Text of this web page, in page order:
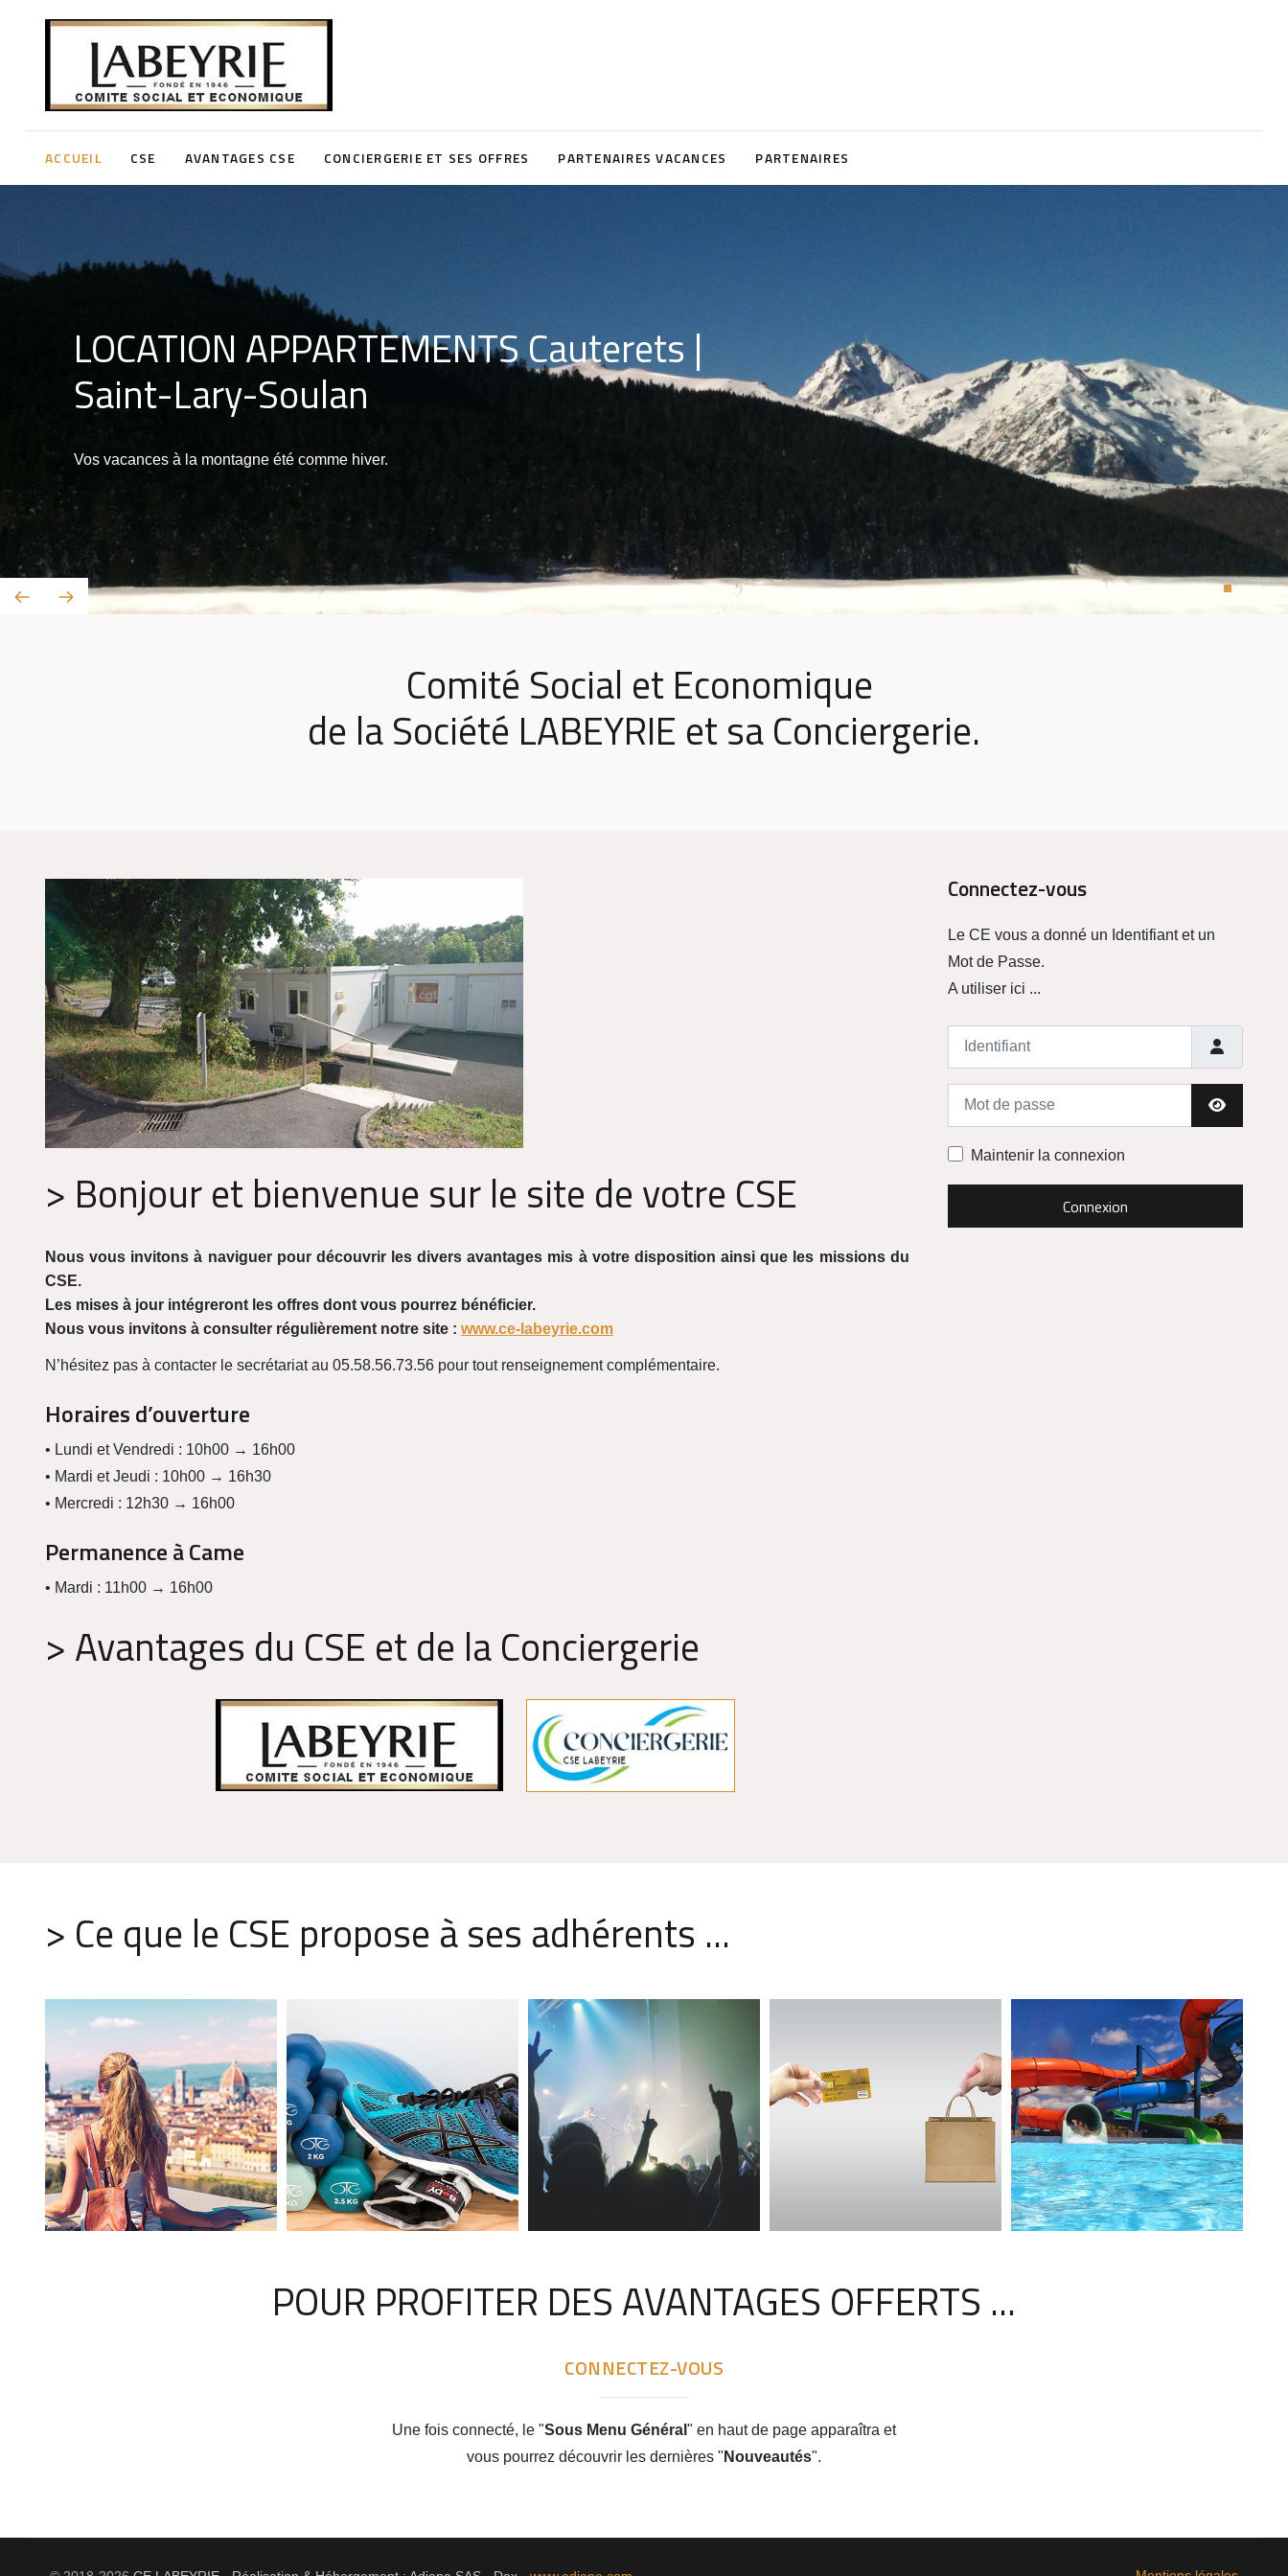
ACCUEIL CSE AVANTAGES CSE CONCIERGERIE ET SES OFFRES PARTENAIRES VACANCES PARTENAIRES
LOCATION APPARTEMENTS Cauterets |
Saint-Lary-Soulan
Vos vacances à la montagne été comme hiver.
SPECTACLES
Comité Social et Economique
de la Société LABEYRIE et sa Conciergerie.
Connectez-vous
Le CE vous a donné un Identifiant et un
Mot de Passe.
A utiliser ici ...
Identifiant
Mot de passe
Afficher le
Maintenir la connexion
Connexion
> Bonjour et bienvenue sur le site de votre CSE
Nous vous invitons à naviguer pour découvrir les divers avantages mis à votre disposition ainsi que les missions du
CSE.
Les mises à jour intégreront les offres dont vous pourrez bénéficier.
Nous vous invitons à consulter régulièrement notre site : www.ce-labeyrie.com
N’hésitez pas à contacter le secrétariat au 05.58.56.73.56 pour tout renseignement complémentaire.
Horaires d’ouverture
• Lundi et Vendredi : 10h00 → 16h00
• Mardi et Jeudi : 10h00 → 16h30
• Mercredi : 12h30 → 16h00
Permanence à Came
• Mardi : 11h00 → 16h00
> Avantages du CSE et de la Conciergerie
> Ce que le CSE propose à ses adhérents ...
POUR PROFITER DES AVANTAGES OFFERTS ...
CONNECTEZ-VOUS
Une fois connecté, le "Sous Menu Général " en haut de page apparaîtra et
vous pourrez découvrir les dernières " Nouveautés".